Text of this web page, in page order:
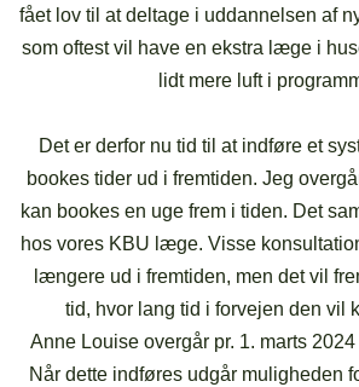
fået lov til at deltage i uddannelsen af
som oftest vil have en ekstra læge i
lidt mere luft i
Det er derfor nu tid til at indføre et
bookes tider ud i fremtiden. Jeg
kan bookes en uge frem i tiden. Det
hos vores KBU læge. Visse
længere ud i fremtiden, men det vil
tid, hvor lang tid i forvejen den vil
Anne Louise overgår pr. 1. marts
Når dette indføres udgår muligheden